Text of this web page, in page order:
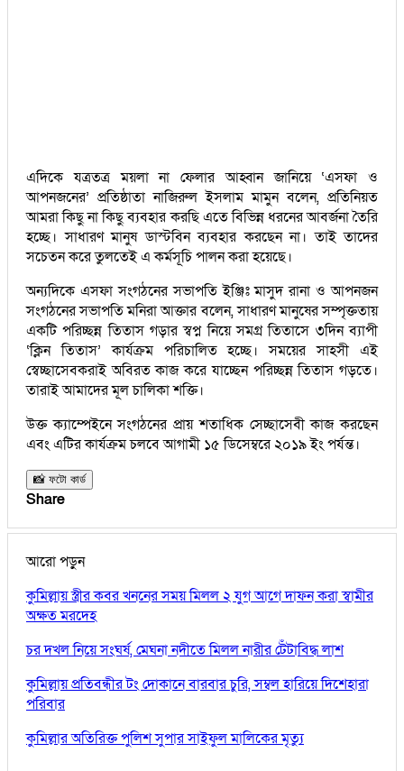
এদিকে যত্রতত্র ময়লা না ফেলার আহ্বান জানিয়ে ‘এসফা ও
আপনজনের’ প্রতিষ্ঠাতা নাজিরুল ইসলাম মামুন বলেন, প্রতিনিয়ত
আমরা কিছু না কিছু ব্যবহার করছি এতে বিভিন্ন ধরনের আবর্জনা তৈরি
হচ্ছে। সাধারণ মানুষ ডাস্টবিন ব্যবহার করছেন না। তাই তাদের
সচেতন করে তুলতেই এ কর্মসূচি পালন করা হয়েছে।
অন্যদিকে এসফা সংগঠনের সভাপতি ইঞ্জিঃ মাসুদ রানা ও আপনজন
সংগঠনের সভাপতি মনিরা আক্তার বলেন, সাধারণ মানুষের সম্পৃক্ততায়
একটি পরিচ্ছন্ন তিতাস গড়ার স্বপ্ন নিয়ে সমগ্র তিতাসে ৩দিন ব্যাপী
‘ক্লিন তিতাস’ কার্যক্রম পরিচালিত হচ্ছে। সময়ের সাহসী এই
স্বেচ্ছাসেবকরাই অবিরত কাজ করে যাচ্ছেন পরিচ্ছন্ন তিতাস গড়তে।
তারাই আমাদের মূল চালিকা শক্তি।
উক্ত ক্যাম্পেইনে সংগঠনের প্রায় শতাধিক সেচ্ছাসেবী কাজ করছেন
এবং এটির কার্যক্রম চলবে আগামী ১৫ ডিসেম্বরে ২০১৯ ইং পর্যন্ত।
📸 ফটো কার্ড
Share
আরো পড়ুন
কুমিল্লায় স্ত্রীর কবর খননের সময় মিলল ২ যুগ আগে দাফন করা স্বামীর
অক্ষত মরদেহ
চর দখল নিয়ে সংঘর্ষ, মেঘনা নদীতে মিলল নারীর টেঁটাবিদ্ধ লাশ
কুমিল্লায় প্রতিবন্ধীর টং দোকানে বারবার চুরি, সম্বল হারিয়ে দিশেহারা
পরিবার
কুমিল্লার অতিরিক্ত পুলিশ সুপার সাইফুল মালিকের মৃত্যু